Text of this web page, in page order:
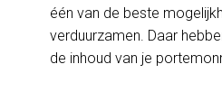
één van de beste
verduurzamen. Daar
de inhoud van je